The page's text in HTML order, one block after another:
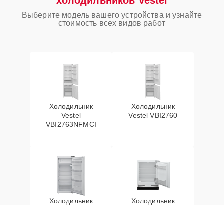
Выберите модель вашего устройства и узнайте
стоимость всех видов работ
Холодильник
Vestel
VBI2763NFMCI
Холодильник
Vestel VBI2760
Холодильник
Холодильник